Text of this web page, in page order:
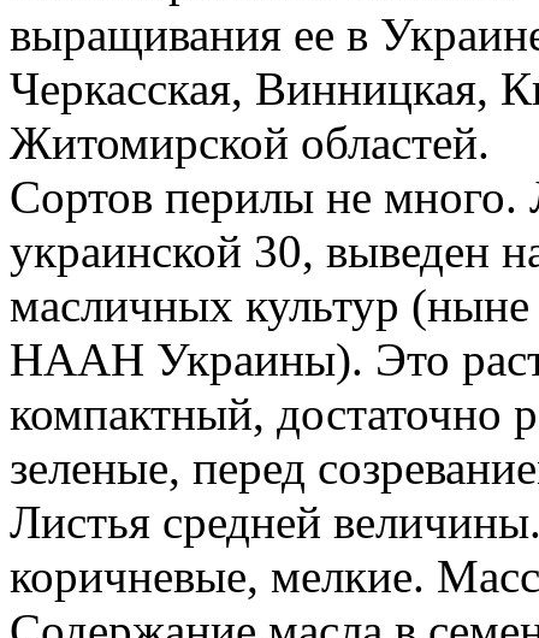
выращивания ее в
Черкасская, Винницкая,
Житомирской областей.
Сортов перилы не много.
украинской 30, выведен
масличных культур
НААН Украины). Это
компактный, достаточно
зеленые, перед
Листья средней
коричневые, мелкие.